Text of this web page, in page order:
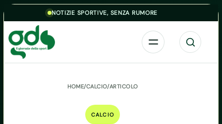
Skip to contentNOTIZIE SPORTIVE, SENZA RUMORE
Menu Cerca
HOME/CALCIO/ARTICOLO
CALCIO